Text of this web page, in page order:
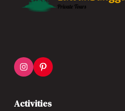
Activities